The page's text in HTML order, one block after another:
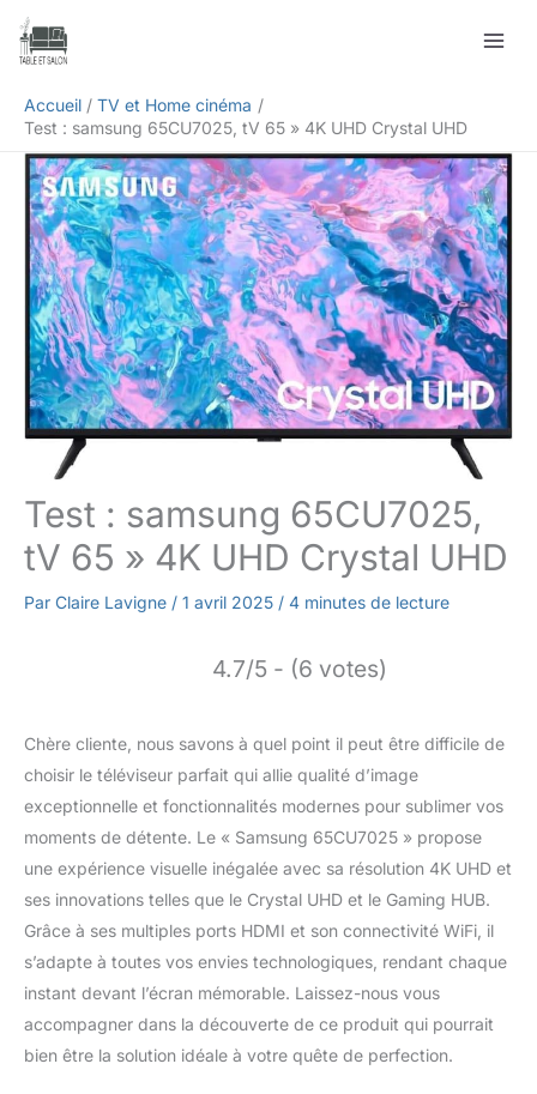
Aller
Accueil
TV et Home cinéma
Test : samsung 65CU7025, tV 65 » 4K UHD Crystal UHD
Test : samsung 65CU7025,
tV 65 » 4K UHD Crystal UHD
Par Claire Lavigne / 1 avril 2025 / 4 minutes de lecture
4.7/5 - (6 votes)
Chère cliente, nous savons à quel point il peut être difficile de
choisir le téléviseur parfait qui allie qualité d’image
exceptionnelle et fonctionnalités modernes pour sublimer vos
moments de détente. Le « Samsung 65CU7025 » propose
une expérience visuelle inégalée avec sa résolution 4K UHD et
ses innovations telles que le Crystal UHD et le Gaming HUB.
Grâce à ses multiples ports HDMI et son connectivité WiFi, il
s’adapte à toutes vos envies technologiques, rendant chaque
instant devant l’écran mémorable. Laissez-nous vous
accompagner dans la découverte de ce produit qui pourrait
bien être la solution idéale à votre quête de perfection.
Rechercher